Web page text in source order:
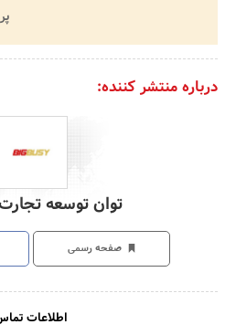
درباره منتشر کننده:
توان توسعه
صفحه رسمی
اطلاعات